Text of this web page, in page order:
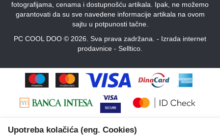
fotografijama, cenama i dostupnošću artikala. Ipak, ne možemo
garantovati da su sve navedene informacije artikala na ovom
sajtu u potpunosti tačne.
PC COOL DOO © 2026. Sva prava zadržana. - Izrada internet
prodavnice - Selltico.
Upotreba kolačića (eng. Cookies)